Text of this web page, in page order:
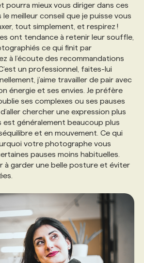
pourra mieux vous diriger dans ces
meilleur conseil que je puisse vous
tout simplement, et respirez !
ont tendance à retenir leur souffle,
ce qui finit par
à l’écoute des recommandations
un professionnel, faites-lui
j’aime travailler de pair avec
énergie et ses envies. Je préfère
ses complexes ou ses pauses
chercher une expression plus
est généralement beaucoup plus
et en mouvement. Ce qui
votre photographe vous
pauses moins habituelles.
à garder une belle posture et éviter